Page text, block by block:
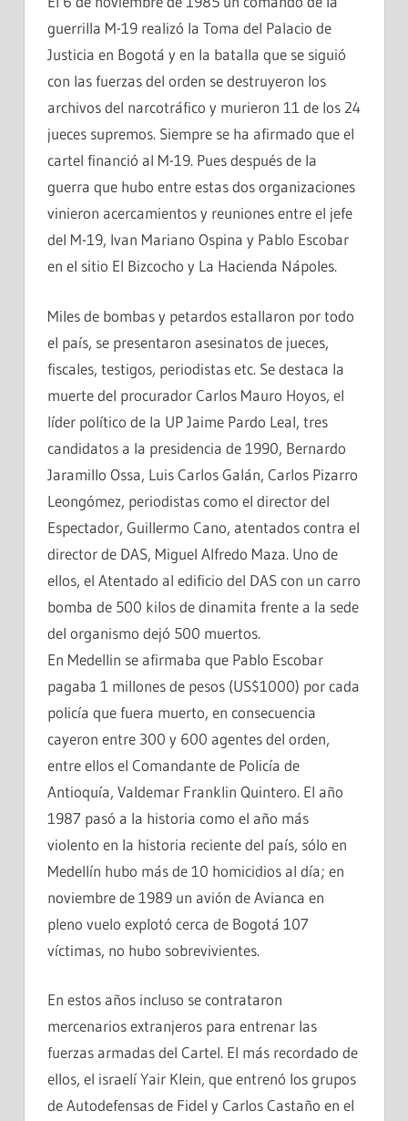
guerrilla M-19 realizó la Toma del Palacio de
Justicia en Bogotá y en la batalla que se siguió
con las fuerzas del orden se destruyeron los
archivos del narcotráfico y murieron 11 de los 24
jueces supremos. Siempre se ha afirmado que el
cartel financió al M-19. Pues después de la
guerra que hubo entre estas dos organizaciones
vinieron acercamientos y reuniones entre el jefe
del M-19, Ivan Mariano Ospina y Pablo Escobar
en el sitio El Bizcocho y La Hacienda Nápoles.
Miles de bombas y petardos estallaron por todo
el país, se presentaron asesinatos de jueces,
fiscales, testigos, periodistas etc. Se destaca la
muerte del procurador Carlos Mauro Hoyos, el
líder político de la UP Jaime Pardo Leal, tres
candidatos a la presidencia de 1990, Bernardo
Jaramillo Ossa, Luis Carlos Galán, Carlos Pizarro
Leongómez, periodistas como el director del
Espectador, Guillermo Cano, atentados contra el
director de DAS, Miguel Alfredo Maza. Uno de
ellos, el Atentado al edificio del DAS con un carro
bomba de 500 kilos de dinamita frente a la sede
del organismo dejó 500 muertos.
En Medellin se afirmaba que Pablo Escobar
pagaba 1 millones de pesos (US$1000) por cada
policía que fuera muerto, en consecuencia
cayeron entre 300 y 600 agentes del orden,
entre ellos el Comandante de Policía de
Antioquía, Valdemar Franklin Quintero. El año
1987 pasó a la historia como el año más
violento en la historia reciente del país, sólo en
Medellín hubo más de 10 homicidios al día; en
noviembre de 1989 un avión de Avianca en
pleno vuelo explotó cerca de Bogotá 107
víctimas, no hubo sobrevivientes.
En estos años incluso se contrataron
mercenarios extranjeros para entrenar las
fuerzas armadas del Cartel. El más recordado de
ellos, el israelí Yair Klein, que entrenó los grupos
de Autodefensas de Fidel y Carlos Castaño en el